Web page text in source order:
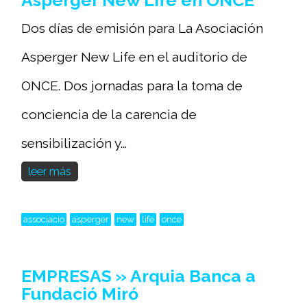
Dos días de emisión para La Asociación
Asperger New Life en el auditorio de
ONCE. Dos jornadas para la toma de
conciencia de la carencia de
sensibilización y...
leer más
associacio asperger new life once
EMPRESAS » Arquia Banca a
Fundació Miró